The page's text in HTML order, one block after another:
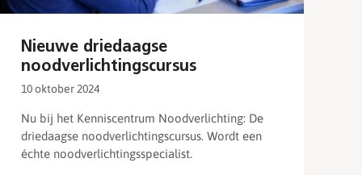
Nieuwe driedaagse
noodverlichtingscursus
10 oktober 2024
Nu bij het Kenniscentrum Noodverlichting: De
driedaagse noodverlichtingscursus. Wordt een
échte noodverlichtingsspecialist.